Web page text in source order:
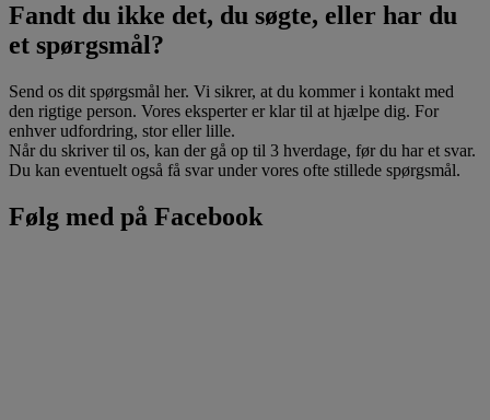
Fandt du ikke det, du søgte, eller har du
et spørgsmål?
Send os dit spørgsmål her. Vi sikrer, at du kommer i kontakt med
den rigtige person. Vores eksperter er klar til at hjælpe dig. For
enhver udfordring, stor eller lille.
Når du skriver til os, kan der gå op til 3 hverdage, før du har et svar.
Du kan eventuelt også få svar under vores ofte stillede spørgsmål.
Følg med på Facebook